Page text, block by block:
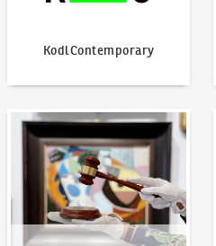
KodlContemporary
Jak dražit?